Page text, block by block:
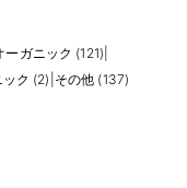
ーガニック (121)
ク (2) その他 (137)